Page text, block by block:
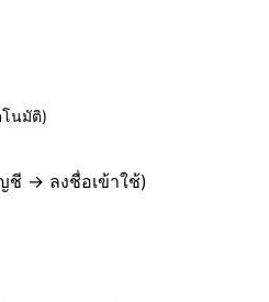
โนมัติ)
-> ลงชื่อเข้าใช้)